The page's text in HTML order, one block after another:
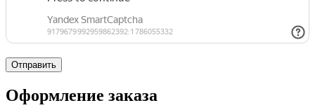
Отправить
Оформление заказа